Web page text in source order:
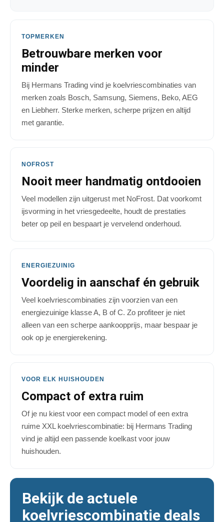
TOPMERKEN
Betrouwbare merken voor
minder
Bij Hermans Trading vind je koelvriescombinaties van
merken zoals Bosch, Samsung, Siemens, Beko, AEG
en Liebherr. Sterke merken, scherpe prijzen en altijd
met garantie.
NOFROST
Nooit meer handmatig ontdooien
Veel modellen zijn uitgerust met NoFrost. Dat voorkomt
ijsvorming in het vriesgedeelte, houdt de prestaties
beter op peil en bespaart je vervelend onderhoud.
ENERGIEZUINIG
Voordelig in aanschaf én gebruik
Veel koelvriescombinaties zijn voorzien van een
energiezuinige klasse A, B of C. Zo profiteer je niet
alleen van een scherpe aankoopprijs, maar bespaar je
ook op je energierekening.
VOOR ELK HUISHOUDEN
Compact of extra ruim
Of je nu kiest voor een compact model of een extra
ruime XXL koelvriescombinatie: bij Hermans Trading
vind je altijd een passende koelkast voor jouw
huishouden.
Bekijk de actuele
koelvriescombinatie deals